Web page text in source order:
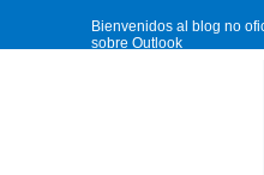
Bienvenidos al blog no
sobre Outlook